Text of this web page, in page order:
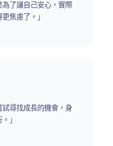
了讓自己安心，實際
焦慮了。」
試尋找成長的機會，身
」